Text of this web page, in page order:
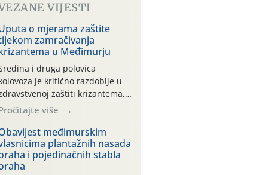
VIJESTI
o mjerama zaštite
zamračivanja
u Međimurju
i druga polovica
je kritično razdoblje u
zaštiti krizantema,
prije zamračivanja u proteklom
smo mjesecu tri puta upućivali
o preventivnim
zaštite krizantema od
uzročnika bolesti,
i fito-fagnih grinja (23.7.,
više
međimurskim
plantažnih nasada
i pojedinačnih stabla